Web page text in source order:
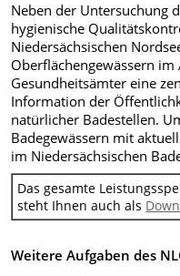
Neben der Untersuchung
hygienische
Niedersächsischen
Oberflächengewässern
Gesundheitsämter eine
Information der
natürlicher Badestellen.
Badegewässern mit
im Niedersächsischen
Das gesamte
steht Ihnen auch als
Weitere Aufgaben des